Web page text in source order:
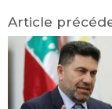
Article